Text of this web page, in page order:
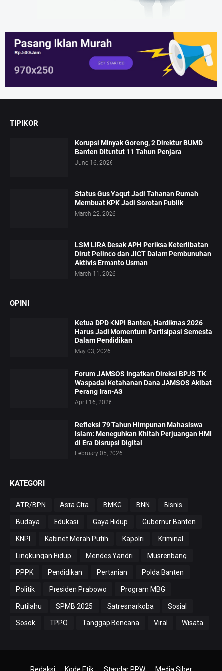
TIPIKOR
Korupsi Minyak Goreng, 2 Direktur BUMD
Banten Dituntut 11 Tahun Penjara
June 16, 2026
Status Gus Yaqut Jadi Tahanan Rumah
Membuat KPK Jadi Sorotan Publik
March 22, 2026
LSM LIRA Desak APH Periksa Keterlibatan
Dirut Pelindo dan JICT Dalam Pembunuhan
Aktivis Ermanto Usman
March 11, 2026
OPINI
Ketua DPD KNPI Banten, Hardiknas 2026
Harus Jadi Momentum Partisipasi Semesta
Dalam Pendidikan
May 03, 2026
Forum JAMSOS Ingatkan Direksi BPJS TK
Waspadai Ketahanan Dana JAMSOS Akibat
Perang Iran-AS
April 16, 2026
Refleksi 79 Tahun Himpunan Mahasiswa
Islam: Meneguhkan Khitah Perjuangan HMI
di Era Disrupsi Digital
February 05, 2026
KATEGORI
ATR/BPN Asta Cita BMKG BNN Bisnis
Budaya Edukasi Gaya Hidup Gubernur Banten
KNPI Kabinet Merah Putih Kapolri Kriminal
Lingkungan Hidup Mendes Yandri Musrenbang
PPPK Pendidikan Pertanian Polda Banten
Politik Presiden Prabowo Program MBG
Rutilahu SPMB 2025 Satresnarkoba Sosial
Sosok TPPO Tanggap Bencana Viral Wisata
Redaksi Kode Etik Standar PPW Media Siber